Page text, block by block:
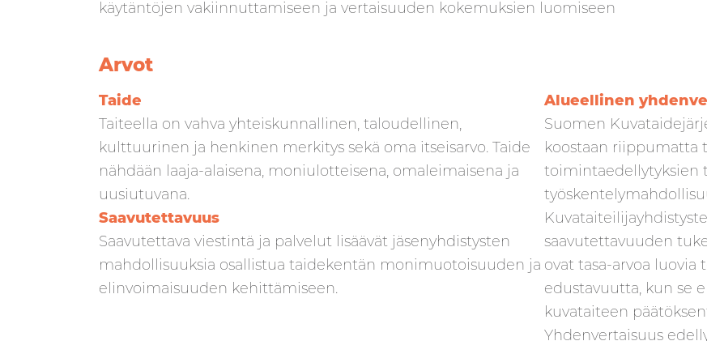
käytäntöjen vakiinnuttamiseen ja vertaisuuden kokemuksien luomiseen
Arvot
Taide
Taiteella on vahva yhteiskunnallinen, taloudellinen,
kulttuurinen ja henkinen merkitys sekä oma itseisarvo. Taide
nähdään laaja-alaisena, moniulotteisena, omaleimaisena ja
uusiutuvana.
Saavutettavuus
Saavutettava viestintä ja palvelut lisäävät jäsenyhdistysten
mahdollisuuksia osallistua taidekentän monimuotoisuuden ja
elinvoimaisuuden kehittämiseen.
Alueellinen
Suomen
koostaan riippumatta
toimintaedellytyksien
saavutettavuuden
ovat tasa-arvoa
edustavuutta, kun se
kuvataiteen
Yhdenvertaisuus